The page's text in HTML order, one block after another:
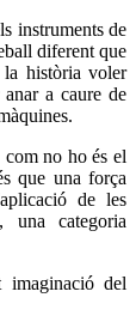
instruments de
diferent que
la història voler
a caure de
com no ho és el
que una força
de les
una categoria
del